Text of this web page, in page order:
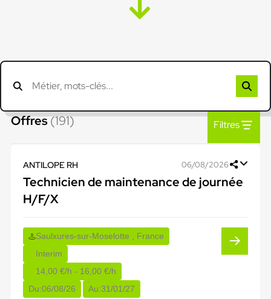
Offres(191) Filtres
ANTILOPE RH 06/08/2026
Technicien de maintenance de journée
H/F/X
Saulxures-sur-Moselotte , France
Interim
14,00 €/h - 16,00 €/h
Du:06/08/26 Au:31/01/27